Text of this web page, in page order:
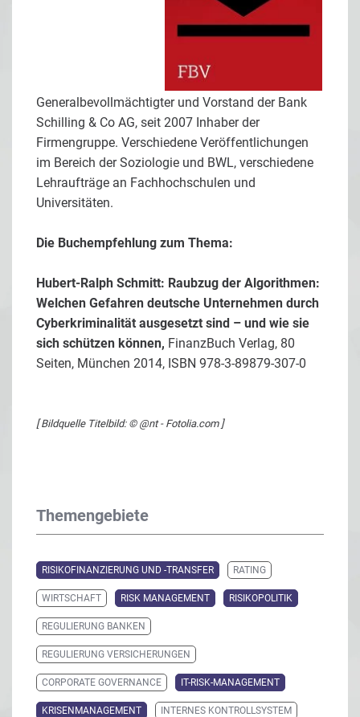
Generalbevollmächtigter und Vorstand der Bank
Schilling & Co AG, seit 2007 Inhaber der
Firmengruppe. Verschiedene Veröffentlichungen
im Bereich der Soziologie und BWL, verschiedene
Lehraufträge an Fachhochschulen und
Universitäten.
Die Buchempfehlung zum Thema:
Hubert-Ralph Schmitt: Raubzug der Algorithmen:
Welchen Gefahren deutsche Unternehmen durch
Cyberkriminalität ausgesetzt sind – und wie sie
sich schützen können, FinanzBuch Verlag, 80
Seiten, München 2014, ISBN 978-3-89879-307-0
[ Bildquelle Titelbild: © @nt - Fotolia.com ]
Themengebiete
RISIKOFINANZIERUNG UND -TRANSFER RATING
WIRTSCHAFT RISK MANAGEMENT RISIKOPOLITIK
REGULIERUNG BANKEN
REGULIERUNG VERSICHERUNGEN
CORPORATE GOVERNANCE IT-RISK-MANAGEMENT
KRISENMANAGEMENT INTERNES KONTROLLSYSTEM